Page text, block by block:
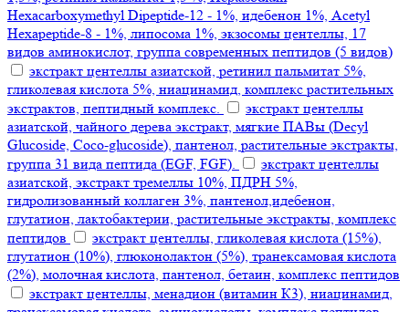
Hexacarboxymethyl Dipeptide-12 - 1%, идебенон 1%, Acetyl
Hexapeptide-8 - 1%, липосома 1%, экзосомы центеллы, 17
видов аминокислот, группа современных пептидов (5 видов)
экстракт центеллы азиатской, ретинил пальмитат 5%,
гликолевая кислота 5%, ниацинамид, комплекс растительных
экстрактов, пептидный комплекс.
экстракт центеллы
азиатской, чайного дерева экстракт, мягкие ПАВы (Decyl
Glucoside, Coco-glucoside), пантенол, растительные экстракты,
группа 31 вида пептида (EGF, FGF).
экстракт центеллы
азиатской, экстракт тремеллы 10%, ПДРН 5%,
гидролизованный коллаген 3%, пантенол,идебенон,
глутатион, лактобактерии, растительные экстракты, комплекс
пептидов
экстракт центеллы, гликолевая кислота (15%),
глутатион (10%), глюконолактон (5%), транексамовая кислота
(2%), молочная кислота, пантенол, бетаин, комплекс пептидов
экстракт центеллы, менадион (витамин К3), ниацинамид,